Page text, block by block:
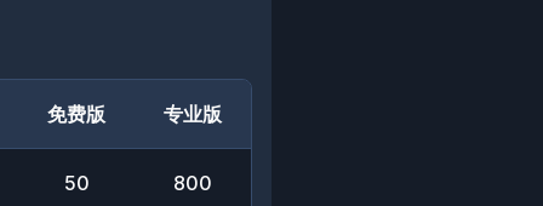
免费版 专业版
50 800